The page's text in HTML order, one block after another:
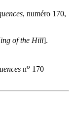
, numéro 170,
of the Hill].
no 170